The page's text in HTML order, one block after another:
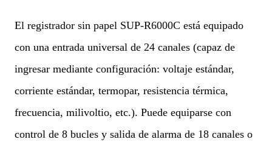
El registrador sin papel SUP-R6000C está equipado
con una entrada universal de 24 canales (capaz de
ingresar mediante configuración: voltaje estándar,
corriente estándar, termopar, resistencia térmica,
frecuencia, milivoltio, etc.). Puede equiparse con
control de 8 bucles y salida de alarma de 18 canales o